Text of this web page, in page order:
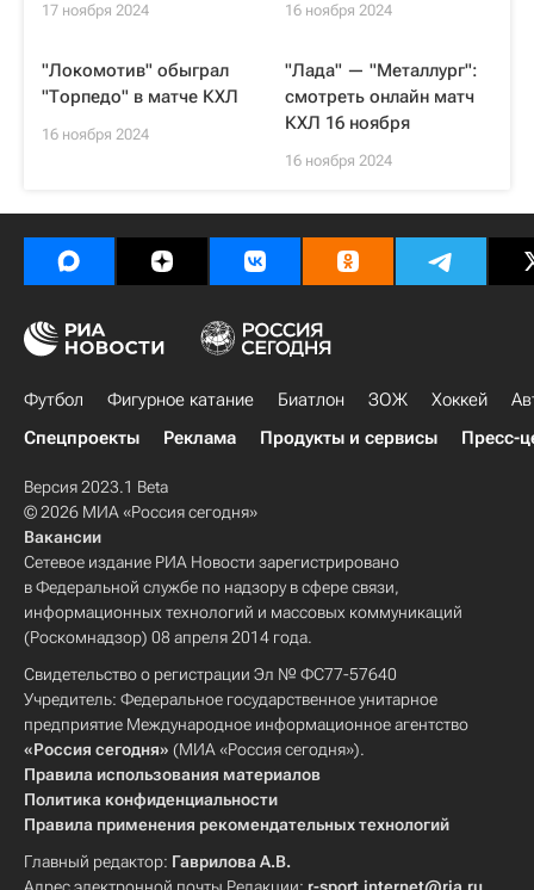
17 ноября 2024 16 ноября 2024
"Локомотив" обыграл
"Торпедо" в матче КХЛ
16 ноября 2024
"Лада" — "Металлург":
смотреть онлайн матч
КХЛ 16 ноября
16 ноября 2024
Футбол Фигурное катание Биатлон ЗОЖ Хоккей
Спецпроекты
Реклама Продукты и сервисы Пресс-
Версия 2023.1 Beta
© 2026 МИА «Россия сегодня»
Вакансии
Сетевое издание РИА Новости зарегистрировано
в Федеральной службе по надзору в сфере связи,
информационных технологий и массовых коммуникаций
(Роскомнадзор) 08 апреля 2014 года.
Свидетельство о регистрации Эл № ФС77-57640
Учредитель: Федеральное государственное унитарное
предприятие Международное информационное агентство
«Россия сегодня» (МИА «Россия сегодня»).
Правила использования материалов
Политика конфиденциальности
Правила применения рекомендательных технологий
Главный редактор: Гаврилова А.В.